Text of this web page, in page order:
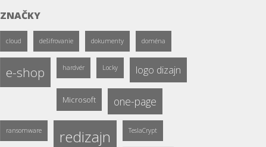
ZNAČKY
cloud dešifrovanie dokumenty doména
e-shop hardvér Locky logo dizajn
Microsoft one-page
ransomware redizajn TeslaCrypt